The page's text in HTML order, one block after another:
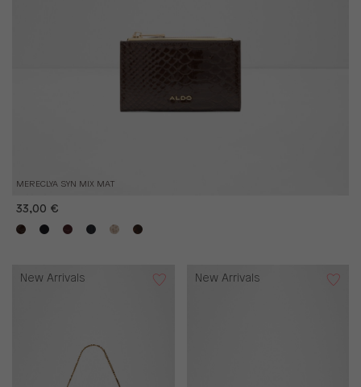
MERECLYA SYN MIX MAT
33,00 €
New Arrivals New Arrivals